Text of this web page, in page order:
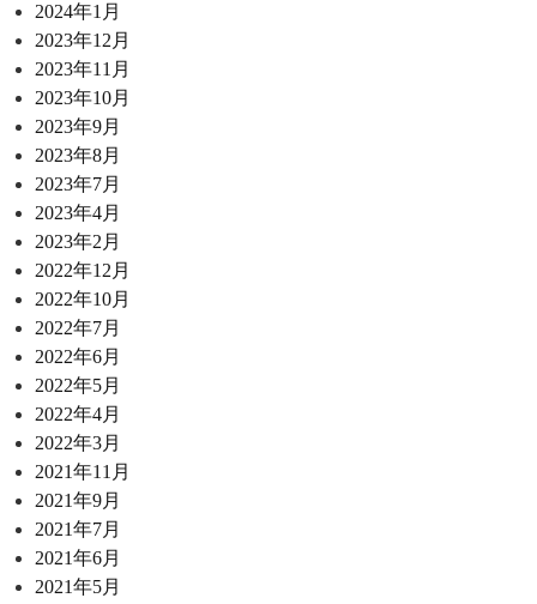
2024年1月
2023年12月
2023年11月
2023年10月
2023年9月
2023年8月
2023年7月
2023年4月
2023年2月
2022年12月
2022年10月
2022年7月
2022年6月
2022年5月
2022年4月
2022年3月
2021年11月
2021年9月
2021年7月
2021年6月
2021年5月